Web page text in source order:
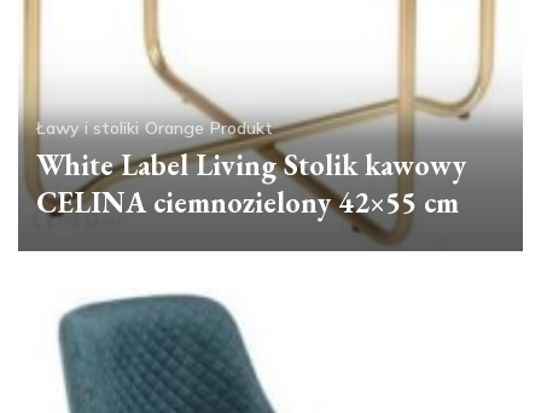
Ławy i stoliki Orange Produkt
White Label Living Stolik kawowy
CELINA ciemnozielony 42×55 cm